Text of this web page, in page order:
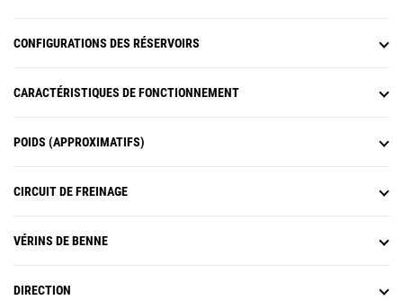
CONFIGURATIONS DES RÉSERVOIRS
CARACTÉRISTIQUES DE FONCTIONNEMENT
POIDS (APPROXIMATIFS)
CIRCUIT DE FREINAGE
VÉRINS DE BENNE
DIRECTION